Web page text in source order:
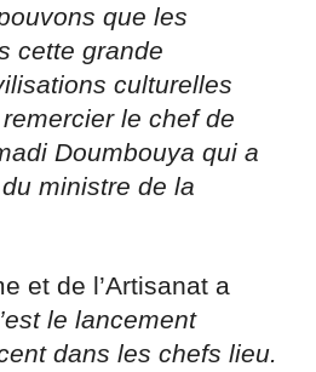
que les
cette grande
culturelles
le chef de
Doumbouya qui a
ministre de la
et de l’Artisanat a
le lancement
dans les chefs lieu.